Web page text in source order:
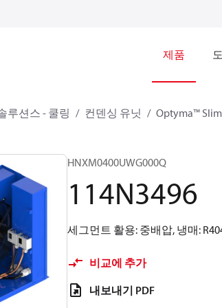
제품
루션스 - 쿨링 컨덴싱 유닛 Optyma™ Slim
HNXM0400UWG000Q
114N3496
세그먼트 활용: 중배압, 냉매:
비교에 추가
내보내기 PDF